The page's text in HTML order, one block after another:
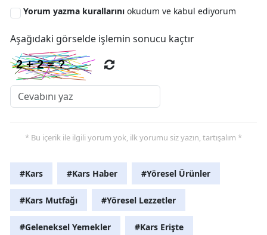
Zonguldak
Kırıkkale
Batman
Bartın
Yorum yazma kurallarını okudum ve kabul ediyorum
Aşağıdaki görselde işlemin sonucu kaçtır
* Bu içerik ile ilgili yorum yok, ilk yorumu siz yazın, tartışalım *
#Kars #Kars Haber #Yöresel Ürünler
#Kars Mutfağı #Yöresel Lezzetler
#Geleneksel Yemekler #Kars Erişte